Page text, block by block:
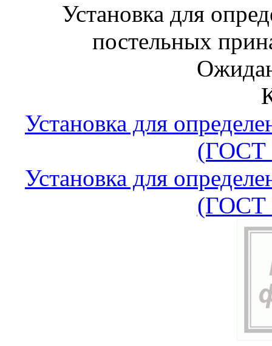
Установка для
постельных
Установка для
(ГОСТ
Установка для
(ГОСТ